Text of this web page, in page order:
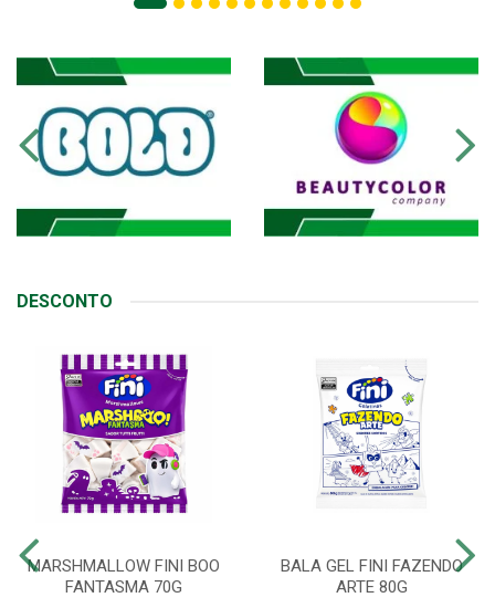
DESCONTO
MARSHMALLOW FINI BOO
FANTASMA 70G
BALA GEL FINI FAZENDO
ARTE 80G